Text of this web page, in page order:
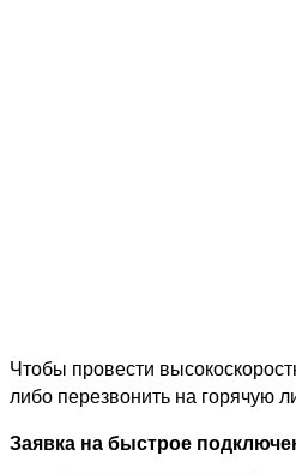
Чтобы провести
либо перезвонить на горячую
Заявка на быстрое